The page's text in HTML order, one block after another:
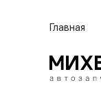
Главная